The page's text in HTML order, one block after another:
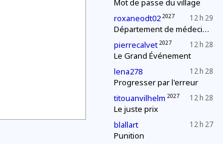
Mot de passe du village
12 h 29
roxaneodt02 2027
Département de médecine : contrôle d'une épidémie
12 h 28
pierrecalvet 2027
Le Grand Événement
12 h 28
lena278
Progresser par l'erreur
12 h 28
titouanvilhelm 2027
Le juste prix
12 h 27
blallart
Punition